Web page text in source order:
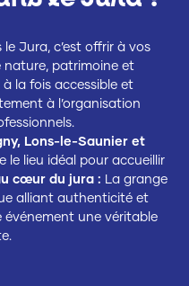
Jura, c’est offrir à vos
nature, patrimoine et
la fois accessible et
à l’organisation
Lons-le-Saunier et
le lieu idéal pour accueillir
cœur du jura : La grange
alliant authenticité et
une véritable